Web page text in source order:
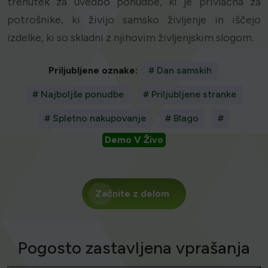
potrošnike, ki živijo samsko življenje in iščejo
izdelke, ki so skladni z njihovim življenjskim slogom.
Priljubljene oznake: # Dan samskih
# Najboljše ponudbe # Priljubljene stranke
# Spletno nakupovanje # Blago
#
Demo V Živo
Začnite z delom
Pogosto zastavljena vprašanja